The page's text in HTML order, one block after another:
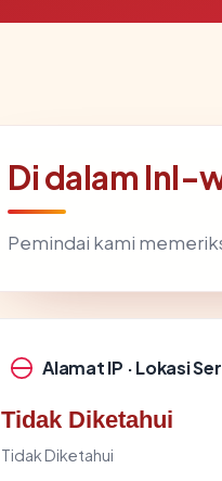
Di dalam lnl-
Pemindai kami
Alamat IP · Lokasi
Tidak Diketahui
Tidak Diketahui